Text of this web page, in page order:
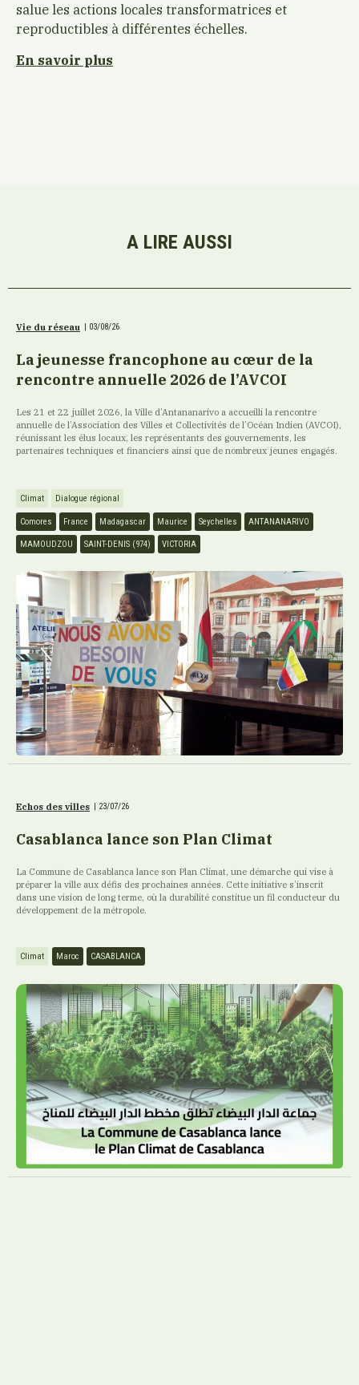
salue les actions locales transformatrices et
reproductibles à différentes échelles.
En savoir plus
A LIRE AUSSI
Vie du réseau | 03/08/26
La jeunesse francophone au cœur de la
rencontre annuelle 2026 de l’AVCOI
Les 21 et 22 juillet 2026, la Ville d’Antananarivo a accueilli la rencontre
annuelle de l’Association des Villes et Collectivités de l’Océan Indien (AVCOI),
réunissant les élus locaux, les représentants des gouvernements, les
partenaires techniques et financiers ainsi que de nombreux jeunes engagés.
Climat Dialogue régional
Comores France Madagascar Maurice Seychelles ANTANANARIVO
MAMOUDZOU SAINT-DENIS (974) VICTORIA
Echos des villes | 23/07/26
Casablanca lance son Plan Climat
La Commune de Casablanca lance son Plan Climat, une démarche qui vise à
préparer la ville aux défis des prochaines années. Cette initiative s’inscrit
dans une vision de long terme, où la durabilité constitue un fil conducteur du
développement de la métropole.
Climat Maroc CASABLANCA